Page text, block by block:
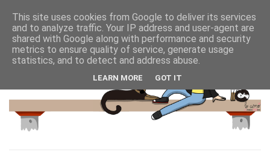
This site uses cookies from Google to deliver its services
and to analyze traffic. Your IP address and user-agent are
shared with Google along with performance and security
metrics to ensure quality of service, generate usage
statistics, and to detect and address abuse.
LEARN MORE GOT IT